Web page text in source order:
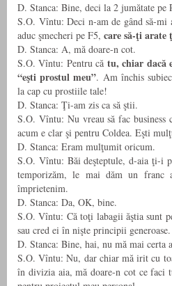
D. Stanca: Bine, deci la 2 jumătate pe
S.O. Vîntu: Deci n-am de gând să-mi
aduc şmecheri pe F5, care să-ţi arate
D. Stanca: A, mă doare-n cot.
S.O. Vîntu: Pentru că tu, chiar dacă
“eşti prostul meu”. Am închis
la cap cu prostiile tale!
D. Stanca: Ţi-am zis ca să ştii.
S.O. Vîntu: Nu vreau să fac business
acum e clar şi pentru Coldea. Eşti
D. Stanca: Eram mulţumit oricum.
S.O. Vîntu: Băi deşteptule, d-aia ţi-i
temporizăm, le mai dăm un franc
împrietenim.
D. Stanca: Da, OK, bine.
S.O. Vîntu: Că toţi labagii ăştia sunt
sau cred ei în nişte principii
D. Stanca: Bine, hai, nu mă mai certa
S.O. Vîntu: Nu, dar chiar mă irit cu
în divizia aia, mă doare-n cot ce faci